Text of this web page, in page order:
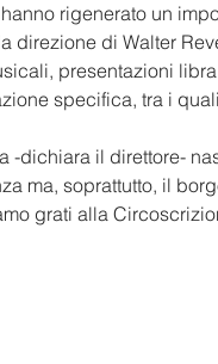
rigenerato un
direzione di Walter
presentazioni
specifica, tra i
-dichiara il direttore-
ma, soprattutto, il
grati alla